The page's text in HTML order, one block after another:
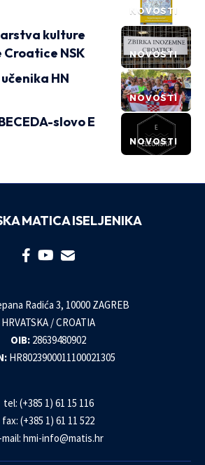
NOVOSTI
NOVOSTI
kulture
NSK
NOVOSTI
HN
NOVOSTI
slovo E
MATICA ISELJENIKA
Radića 3, 10000 ZAGREB
HRVATSKA / CROATIA
OIB: 28639480902
HR8023900011100021305
tel: (+385 1) 61 15 116
fax: (+385 1) 61 11 522
mail: hmi-info@matis.hr